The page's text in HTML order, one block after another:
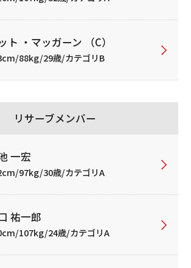
ト ・マッガーン （C）
88kg/29歳/カテゴリB
リサーブメンバー
一宏
97kg/30歳/カテゴリA
祐一郎
107kg/24歳/カテゴリA